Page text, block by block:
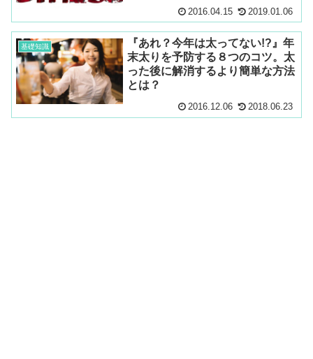
2016.04.15 2019.01.06
基礎知識
『あれ？今年は太ってない!?』年
末太りを予防する８つのコツ。太
った後に解消するより簡単な方法
とは？
2016.12.06 2018.06.23